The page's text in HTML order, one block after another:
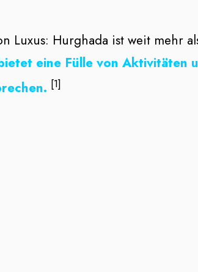
Luxus: Hurghada ist weit mehr
eine Fülle von Aktivitäten
[1]